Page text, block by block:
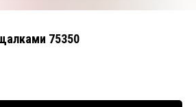
75350